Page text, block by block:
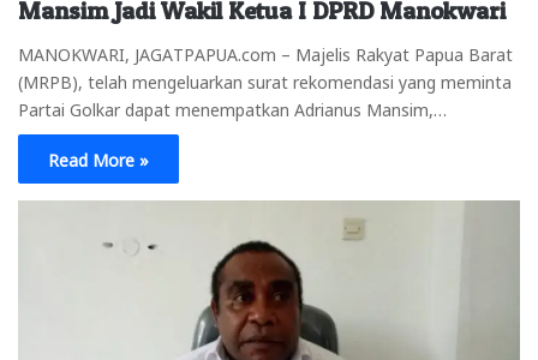
Mansim Jadi Wakil Ketua I DPRD Manokwari
MANOKWARI, JAGATPAPUA.com – Majelis Rakyat Papua Barat
(MRPB), telah mengeluarkan surat rekomendasi yang meminta
Partai Golkar dapat menempatkan Adrianus Mansim,…
Read More »